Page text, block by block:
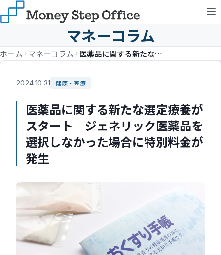
マネーコラム
ホーム マネーコラム 医薬品に関する新たな選定療養がスタート ジェネリック医薬品を選択しなかった場合に特別料金が発生
2024.10.31 健康・医療
医薬品に関する新たな選定療養が
スタート ジェネリック医薬品を
選択しなかった場合に特別料金が
発生